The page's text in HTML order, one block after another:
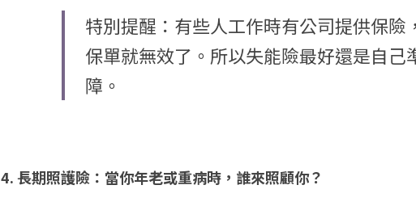
特別提醒：有些人工作時有公司提供保險
保單就無效了。所以失能險最好還是自己
障。
4. 長期照護險：當你年老或重病時，誰來照顧你？